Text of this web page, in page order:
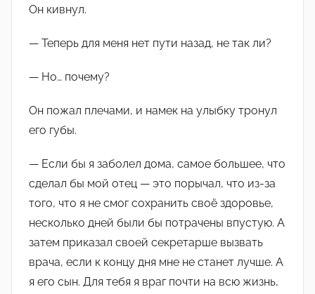
Он кивнул.
— Теперь для меня нет пути назад, не так ли?
— Но… почему?
Он пожал плечами, и намек на улыбку тронул
его губы.
— Если бы я заболел дома, самое большее, что
сделал бы мой отец — это порычал, что из-за
того, что я не смог сохранить своё здоровье,
несколько дней были бы потрачены впустую. А
затем приказал своей секретарше вызвать
врача, если к концу дня мне не станет лучше. А
я его сын. Для тебя я враг почти на всю жизнь,